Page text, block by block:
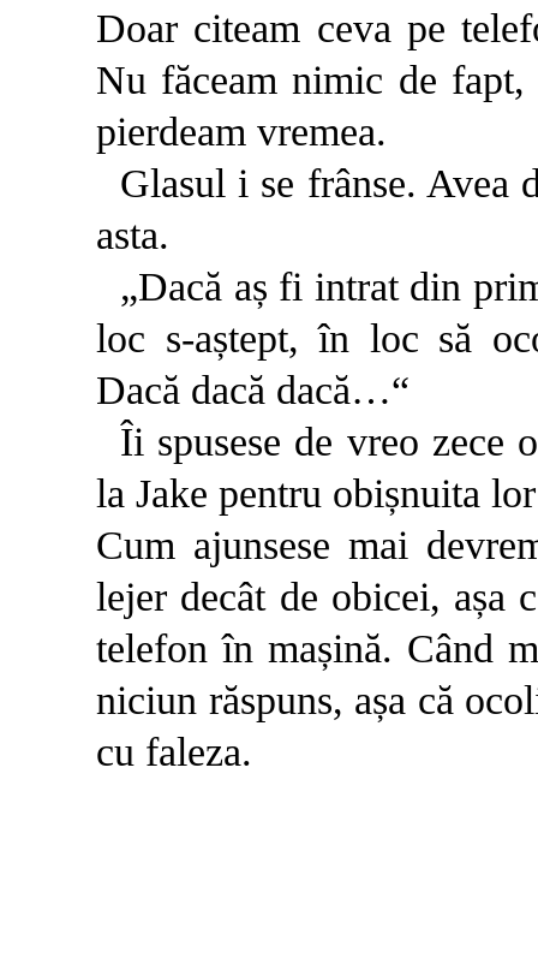
Doar citeam ceva pe
Nu făceam nimic de
pierdeam vremea.
Glasul i se frânse. Avea
asta.
„Dacă aș fi intrat din
loc s-aștept, în loc să
Dacă dacă dacă…“
Îi spusese de vreo zece
la Jake pentru obișnuita
Cum ajunsese mai
lejer decât de obicei, așa
telefon în mașină. Când
niciun răspuns, așa că
cu faleza.